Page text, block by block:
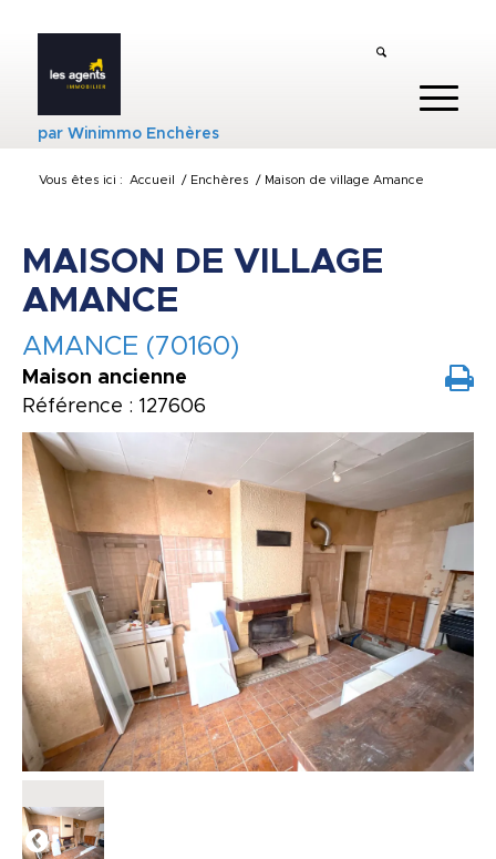
parWinimmo Enchères
Vous êtes ici : Accueil / Enchères / Maison de village Amance
MAISON DE VILLAGE
AMANCE
AMANCE (70160)
Maison ancienne
Référence : 127606